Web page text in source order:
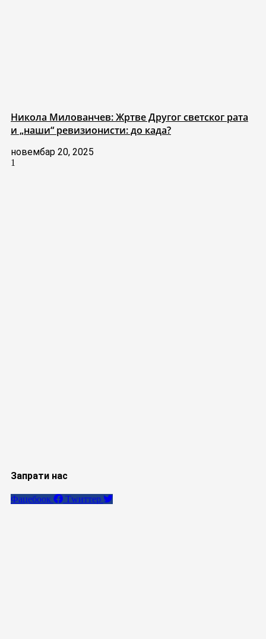
Никола Милованчев: Жртве Другог светског рата
и „наши“ ревизионисти: до када?
новембар 20, 2025
Запрати нас
Фацебоок Тwиттер